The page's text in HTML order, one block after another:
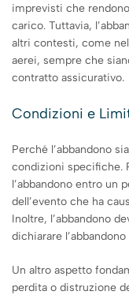
imprevisti che
carico. Tuttavia,
altri contesti, come
aerei, sempre che
contratto assicurativo.
Condizioni e
Perché l’abbandono
condizioni specifiche.
l’abbandono entro un
dell’evento che ha
Inoltre, l’abbandono
dichiarare
Un altro aspetto
perdita o distruzione